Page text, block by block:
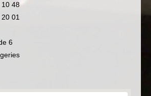
48
01
6